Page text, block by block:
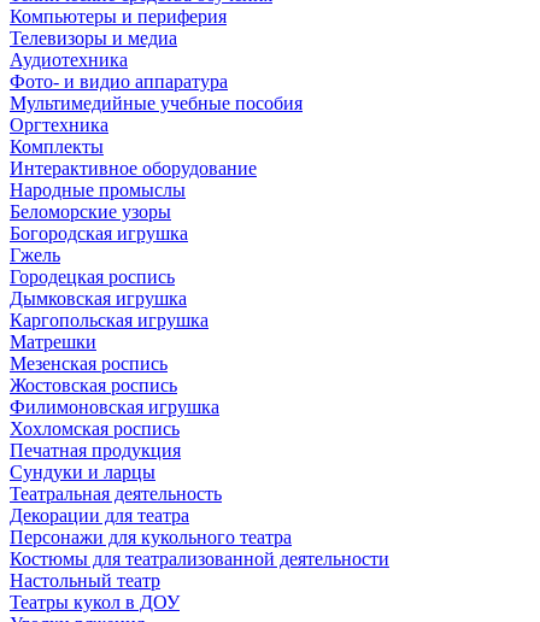
Компьютеры и периферия
Телевизоры и медиа
Аудиотехника
Фото- и видио аппаратура
Мультимедийные учебные пособия
Оргтехника
Комплекты
Интерактивное оборудование
Народные промыслы
Беломорские узоры
Богородская игрушка
Гжель
Городецкая роспись
Дымковская игрушка
Каргопольская игрушка
Матрешки
Мезенская роспись
Жостовская роспись
Филимоновская игрушка
Хохломская роспись
Печатная продукция
Сундуки и ларцы
Театральная деятельность
Декорации для театра
Персонажи для кукольного театра
Костюмы для театрализованной деятельности
Настольный театр
Театры кукол в ДОУ